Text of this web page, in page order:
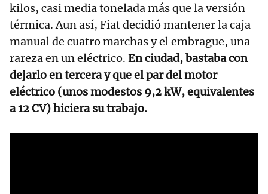
kilos, casi media tonelada más que la versión
térmica. Aun así, Fiat decidió mantener la caja
manual de cuatro marchas y el embrague, una
rareza en un eléctrico. En ciudad, bastaba con
dejarlo en tercera y que el par del motor
eléctrico (unos modestos 9,2 kW, equivalentes
a 12 CV) hiciera su trabajo.